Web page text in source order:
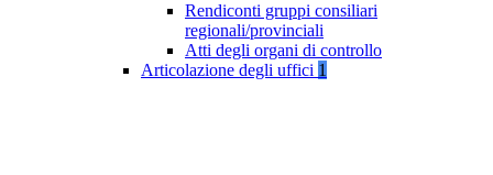
Rendiconti gruppi consiliari
regionali/provinciali
Atti degli organi di controllo
Articolazione degli uffici 1